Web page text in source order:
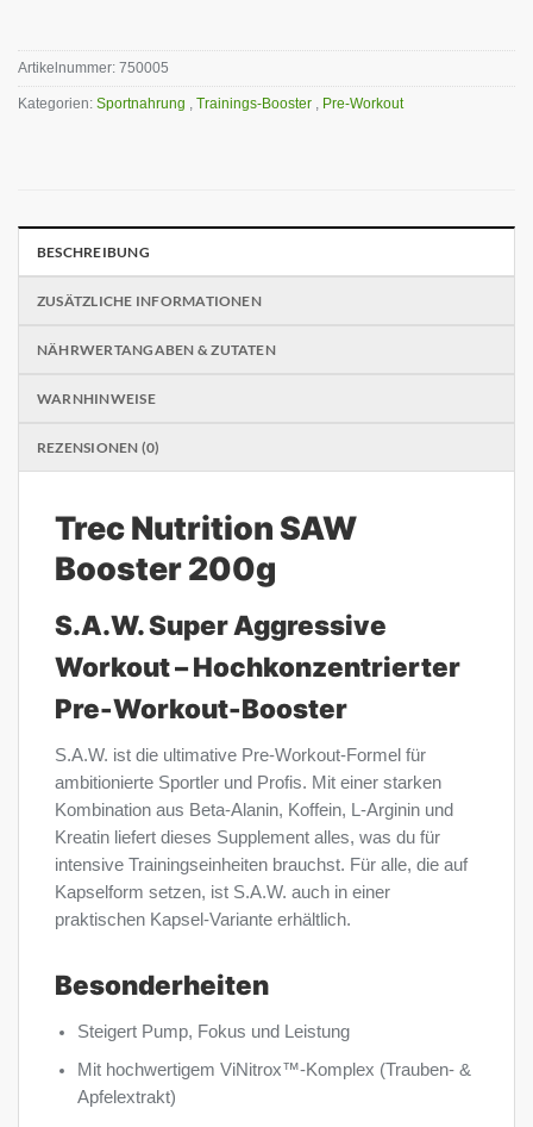
Artikelnummer: 750005
Kategorien: Sportnahrung Trainings-Booster Pre-Workout
BESCHREIBUNG
ZUSÄTZLICHE INFORMATIONEN
NÄHRWERTANGABEN & ZUTATEN
WARNHINWEISE
REZENSIONEN (0)
Trec Nutrition SAW
Booster 200g
S.A.W. Super Aggressive
Workout – Hochkonzentrierter
Pre-Workout-Booster
S.A.W. ist die ultimative Pre-Workout-Formel für
ambitionierte Sportler und Profis. Mit einer starken
Kombination aus Beta-Alanin, Koffein, L-Arginin und
Kreatin liefert dieses Supplement alles, was du für
intensive Trainingseinheiten brauchst. Für alle, die auf
Kapselform setzen, ist S.A.W. auch in einer
praktischen Kapsel-Variante erhältlich.
Besonderheiten
Steigert Pump, Fokus und Leistung
Mit hochwertigem ViNitrox™-Komplex (Trauben- &
Apfelextrakt)